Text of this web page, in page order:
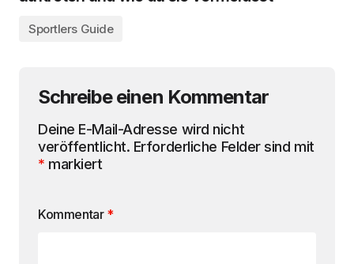
Sportlers Guide
Schreibe einen Kommentar
Deine E-Mail-Adresse wird nicht
veröffentlicht. Erforderliche Felder sind mit
* markiert
Kommentar *